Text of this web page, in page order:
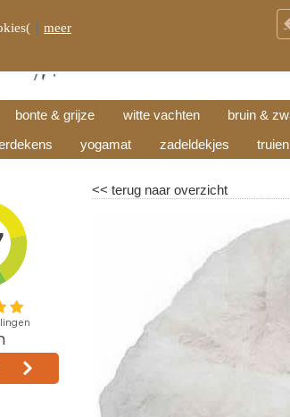
bonte & grijze witte vachten bruin &
yogamat zadeldekjes
<<terug naar overzicht
meer